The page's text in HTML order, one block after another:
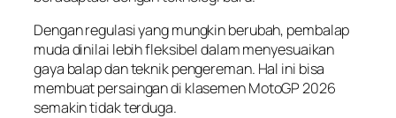
Dengan regulasi yang mungkin berubah, pembalap
muda dinilai lebih fleksibel dalam menyesuaikan
gaya balap dan teknik pengereman. Hal ini bisa
membuat persaingan di klasemen MotoGP 2026
semakin tidak terduga.